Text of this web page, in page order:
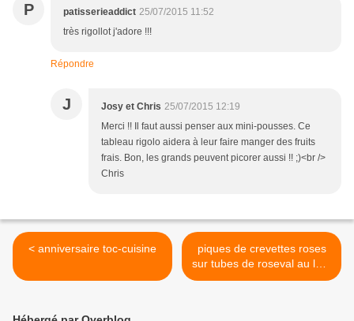
P patisserieaddict 25/07/2015 11:52
très rigollot j'adore !!!
Répondre
J Josy et Chris 25/07/2015 12:19
Merci !! Il faut aussi penser aux mini-pousses. Ce
tableau rigolo aidera à leur faire manger des fruits
frais. Bon, les grands peuvent picorer aussi !! ;)<br />
Chris
< anniversaire toc-cuisine
piques de crevettes roses
sur tubes de roseval au lard
>